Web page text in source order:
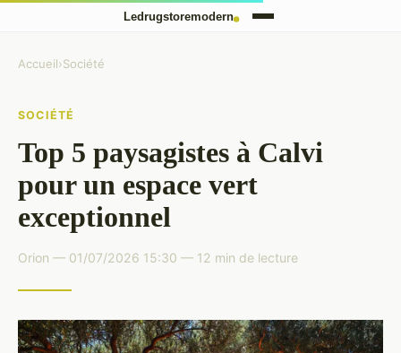
Accueil›Société
SOCIÉTÉ
Top 5 paysagistes à Calvi
pour un espace vert
exceptionnel
Orion — 01/07/2026 15:30 — 12 min de lecture